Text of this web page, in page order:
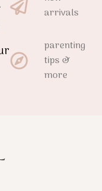
arrivals
parenting
tips &
more